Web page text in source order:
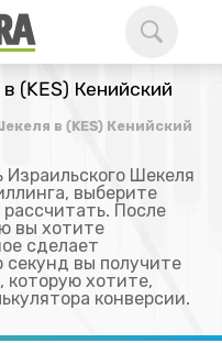
(KES) Кенийский
в (KES) Кенийский
Шекеля
выберите
После
вы хотите
сделает
секунд вы получите
хотите,
конверсии.